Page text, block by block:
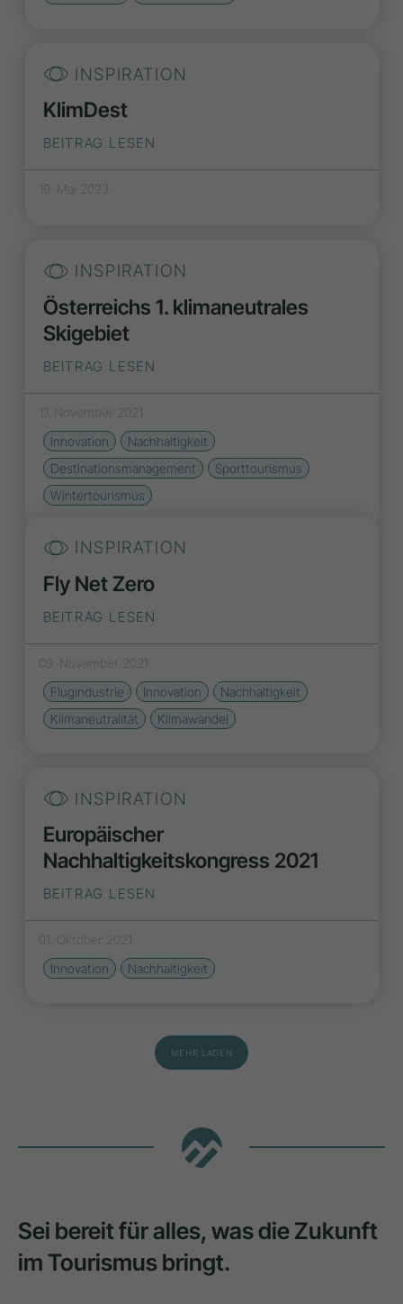
INSPIRATION
KlimDest
BEITRAG LESEN
19. Mai 2023
INSPIRATION
Österreichs 1. klimaneutrales
Skigebiet
BEITRAG LESEN
17. November 2021
Innovation
Nachhaltigkeit
Destinationsmanagement
Sporttourismus
Wintertourismus
INSPIRATION
Fly Net Zero
BEITRAG LESEN
09. November 2021
Flugindustrie
Innovation
Nachhaltigkeit
Klimaneutralität
Klimawandel
INSPIRATION
Europäischer
Nachhaltigkeitskongress 2021
BEITRAG LESEN
01. Oktober 2021
Innovation
Nachhaltigkeit
MEHR LADEN
Sei bereit für alles, was die Zukunft
im Tourismus bringt.